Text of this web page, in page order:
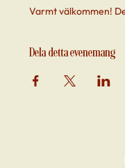
Varmt välkommen!
Dela detta evenemang